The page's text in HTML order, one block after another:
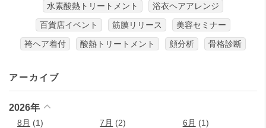
水素酸熱トリートメント
浴衣ヘアアレンジ
百貨店イベント
筋膜リリース
美容セミナー
袴ヘア着付
酸熱トリートメント 顔分析 骨格診断
アーカイブ
2026年
8月 (1) 7月 (2) 6月 (1)